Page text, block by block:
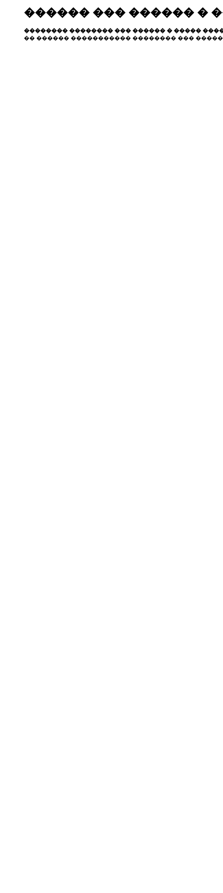
������ ��� ������ �
�������� �������� ��� ������ � �����
�� ������ ����������� �������� ���